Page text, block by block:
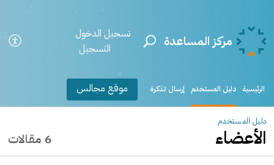
مركز المساعدة
تسجيل الدخول
التسجيل
الرئيسية دليل المستخدم إرسال تذكرة موقع مجالس
دليل المستخدم
الأعضاء 6 مقالات